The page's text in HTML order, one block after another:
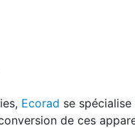
Ecorad se
de ces